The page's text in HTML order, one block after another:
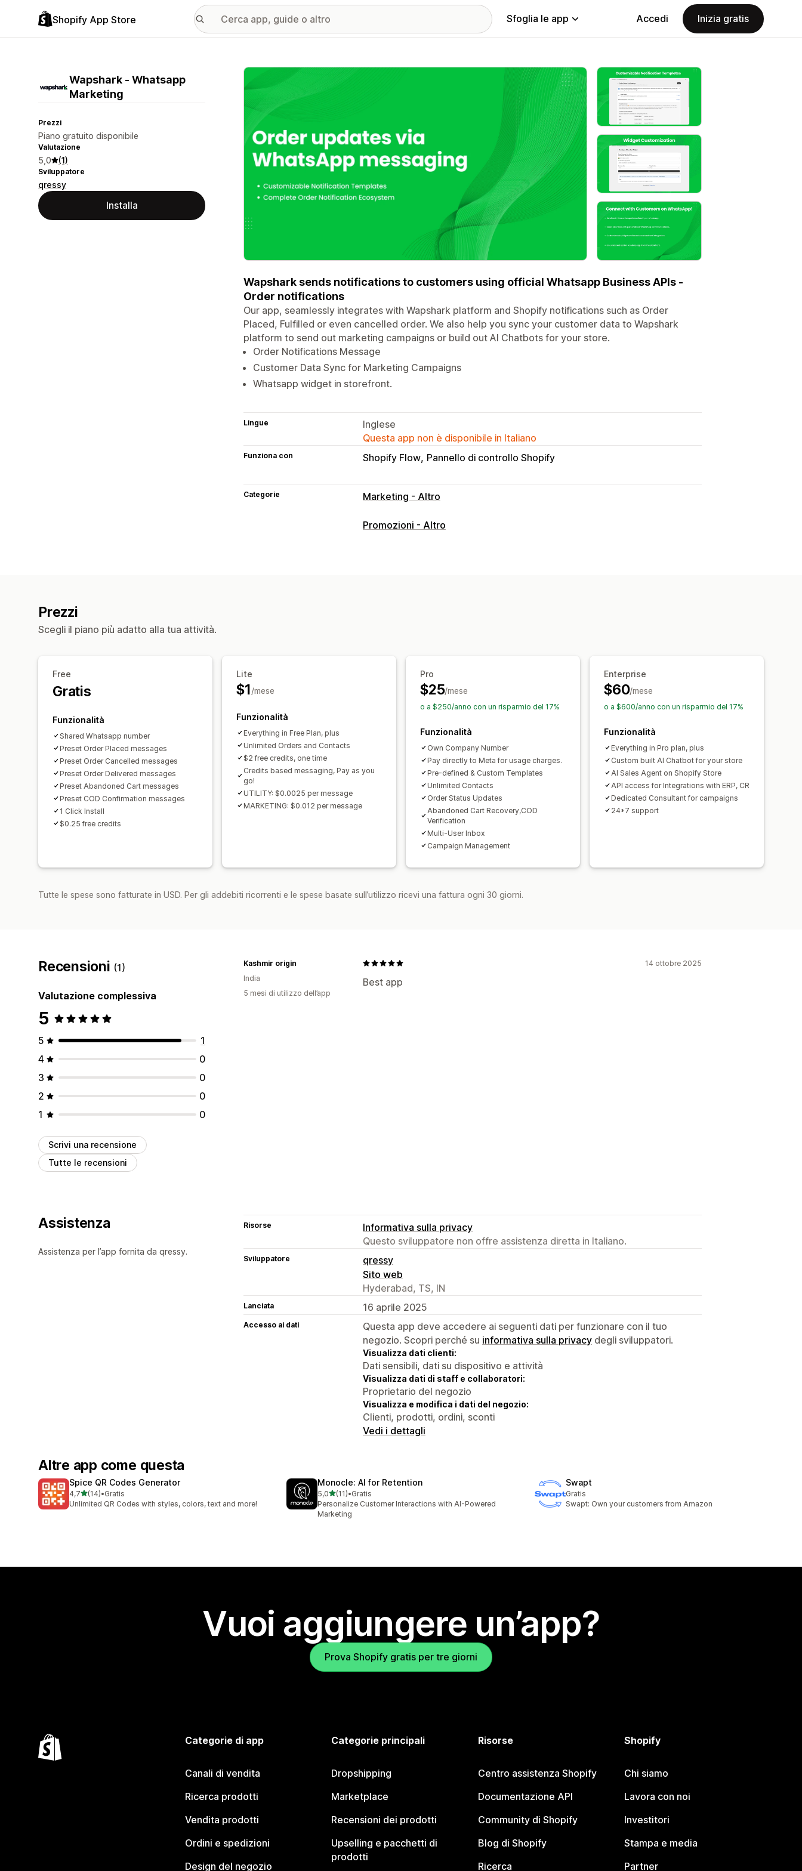
Shopify App Store Sfoglia le app Accedi Inizia gratis
Wapshark ‑ Whatsapp
Marketing
Prezzi
Piano gratuito disponibile
Valutazione
5,0 (1)
Sviluppatore
qressy
Installa
Galleria immagini in evidenza
Wapshark sends notifications to customers using official Whatsapp Business APIs -
Order notifications
Our app, seamlessly integrates with Wapshark platform and Shopify notifications such as Order
Placed, Fulfilled or even cancelled order. We also help you sync your customer data to Wapshark
platform to send out marketing campaigns or build out AI Chatbots for your store.
Order Notifications Message
Customer Data Sync for Marketing Campaigns
Whatsapp widget in storefront.
Lingue
Inglese
Questa app non è disponibile in Italiano
Funziona con Shopify Flow Pannello di controllo Shopify
Categorie Marketing - Altro
Promozioni - Altro
Prezzi
Scegli il piano più adatto alla tua attività.
Free
Gratis
Funzionalità
Shared Whatsapp number
Preset Order Placed messages
Preset Order Cancelled messages
Preset Order Delivered messages
Preset Abandoned Cart messages
Preset COD Confirmation messages
1 Click Install
$0.25 free credits
Lite
$1/mese
Funzionalità
Everything in Free Plan, plus
Unlimited Orders and Contacts
$2 free credits, one time
Credits based messaging, Pay as you
go!
UTILITY: $0.0025 per message
MARKETING: $0.012 per message
Pro
$25/mese
o a $250/anno con un risparmio del 17%
Funzionalità
Own Company Number
Pay directly to Meta for usage charges.
Pre-defined & Custom Templates
Unlimited Contacts
Order Status Updates
Abandoned Cart Recovery,COD
Verification
Multi-User Inbox
Campaign Management
Enterprise
$60/mese
o a $600/anno con un risparmio del 17%
Funzionalità
Everything in Pro plan, plus
Custom built AI Chatbot for your store
AI Sales Agent on Shopify Store
API access for Integrations with ERP, CR
Dedicated Consultant for campaigns
24*7 support
Tutte le spese sono fatturate in USD. Per gli addebiti ricorrenti e le spese basate sull’utilizzo ricevi una fattura ogni 30 giorni.
Recensioni (1)
Valutazione complessiva
5
5
1
4
0
3
0
2
0
1
0
Scrivi una recensione
Tutte le recensioni
14 ottobre 2025
Best app
Kashmir origin
India
5 mesi di utilizzo dell’app
Assistenza
Assistenza per l’app fornita da qressy.
Risorse
Informativa sulla privacy
Questo sviluppatore non offre assistenza diretta in Italiano.
Sviluppatore
qressy
Sito web
Hyderabad, TS, IN
Lanciata 16 aprile 2025
Accesso ai dati
Questa app deve accedere ai seguenti dati per funzionare con il tuo
negozio. Scopri perché su informativa sulla privacy degli sviluppatori.
Visualizza dati clienti:
Dati sensibili, dati su dispositivo e attività
Visualizza dati di staff e collaboratori:
Proprietario del negozio
Visualizza e modifica i dati del negozio:
Clienti, prodotti, ordini, sconti
Vedi i dettagli
Altre app come questa
Spice QR Codes Generator
4,7stelle su 5
(14)
14 recensioni totali
•Gratis
Unlimited QR Codes with styles, colors, text and more!
Monocle: AI for Retention
5,0stelle su 5
(11)
11 recensioni totali
•Gratis
Personalize Customer Interactions with AI-Powered
Marketing
Swapt
Gratis
Swapt: Own your customers from Amazon
Vuoi aggiungere un’app?
Prova Shopify gratis per tre giorni
Categorie di app
Canali di vendita
Ricerca prodotti
Vendita prodotti
Ordini e spedizioni
Design del negozio
Categorie principali
Dropshipping
Marketplace
Recensioni dei prodotti
Upselling e pacchetti di
prodotti
Risorse
Centro assistenza Shopify
Documentazione API
Community di Shopify
Blog di Shopify
Ricerca
Shopify
Chi siamo
Lavora con noi
Investitori
Stampa e media
Partner